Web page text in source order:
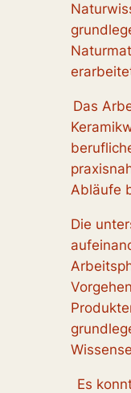
Das
Abläufe
Die
Es